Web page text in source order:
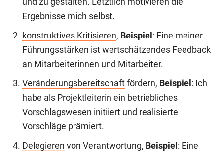
und zu gestalten. Letztlich motivieren die
Ergebnisse mich selbst.
konstruktives Kritisieren, Beispiel : Eine meiner
Führungsstärken ist wertschätzendes Feedback
an Mitarbeiterinnen und Mitarbeiter.
Veränderungsbereitschaft fördern, Beispiel : Ich
habe als Projektleiterin ein betriebliches
Vorschlagswesen initiiert und realisierte
Vorschläge prämiert.
Delegieren von Verantwortung, Beispiel : Eine